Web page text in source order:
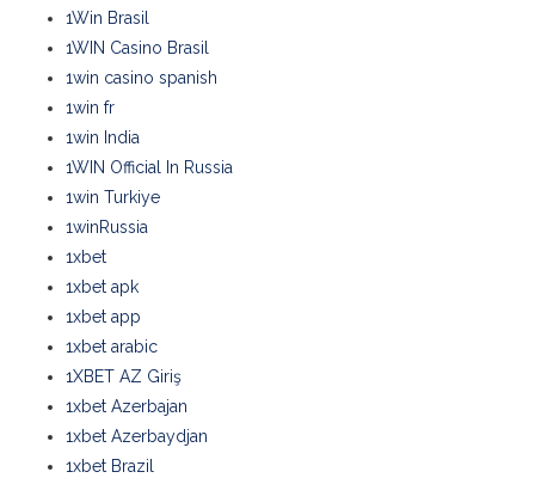
1Win Brasil
1WIN Casino Brasil
1win casino spanish
1win fr
1win India
1WIN Official In Russia
1win Turkiye
1winRussia
1xbet
1xbet apk
1xbet app
1xbet arabic
1XBET AZ Giriş
1xbet Azerbajan
1xbet Azerbaydjan
1xbet Brazil